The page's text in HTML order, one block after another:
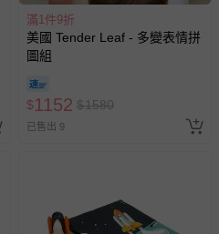
滿1件9折
美國 Tender Leaf - 多變表情拼
圖組
$1152 $1580
已售出 9